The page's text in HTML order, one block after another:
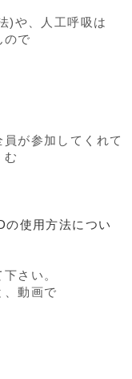
)や、人工呼吸は
ので
が参加してくれて
む
の使用方法につい
さい。
、動画で